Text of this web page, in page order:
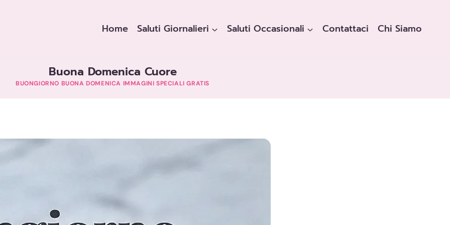
Home Saluti Giornalieri Saluti Occasionali Contattaci Chi Siamo
Buona Domenica Cuore
BUONGIORNO BUONA DOMENICA IMMAGINI SPECIALI GRATIS